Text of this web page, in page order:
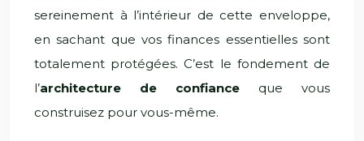
sereinement à l’intérieur de cette enveloppe,
en sachant que vos finances essentielles sont
totalement protégées. C’est le fondement de
l’architecture de confiance que vous
construisez pour vous-même.